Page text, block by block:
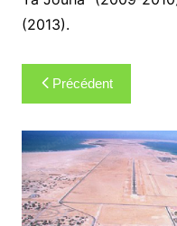
(2013).
Navigation
de
l’article
Précédent